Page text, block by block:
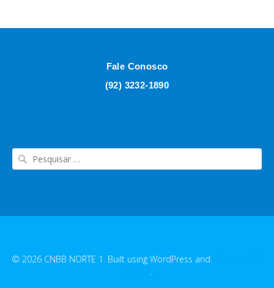
Fale Conosco
(92) 3232-1890
© 2026 CNBB NORTE 1. Built using WordPress and
.